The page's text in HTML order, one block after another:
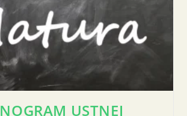
USTNEJ